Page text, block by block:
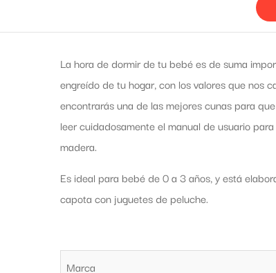
La hora de dormir de tu bebé es de suma
engreído de tu hogar, con los valores que nos
encontrarás una de las mejores cunas para
leer cuidadosamente el manual de usuario
madera.
Es ideal para bebé de 0 a 3 años, y está
capota con juguetes de peluche.
Marca